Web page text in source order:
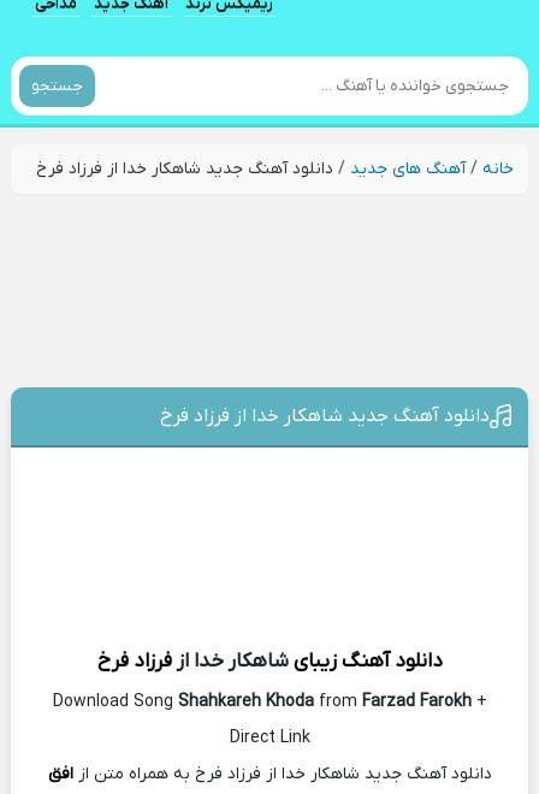
جستجو
خانه/آهنگ های جدید / دانلود آهنگ جدید شاهکار خدا از فرزاد فرخ
دانلود آهنگ جدید شاهکار خدا از فرزاد فرخ
دانلود آهنگ زیبای شاهکار خدا ازفرزاد فرخ
Download Song Shahkareh Khodafrom Farzad Farokh+
Direct Link
دانلود آهنگ جدید شاهکار خدا از فرزاد فرخ به همراه متن ازافق